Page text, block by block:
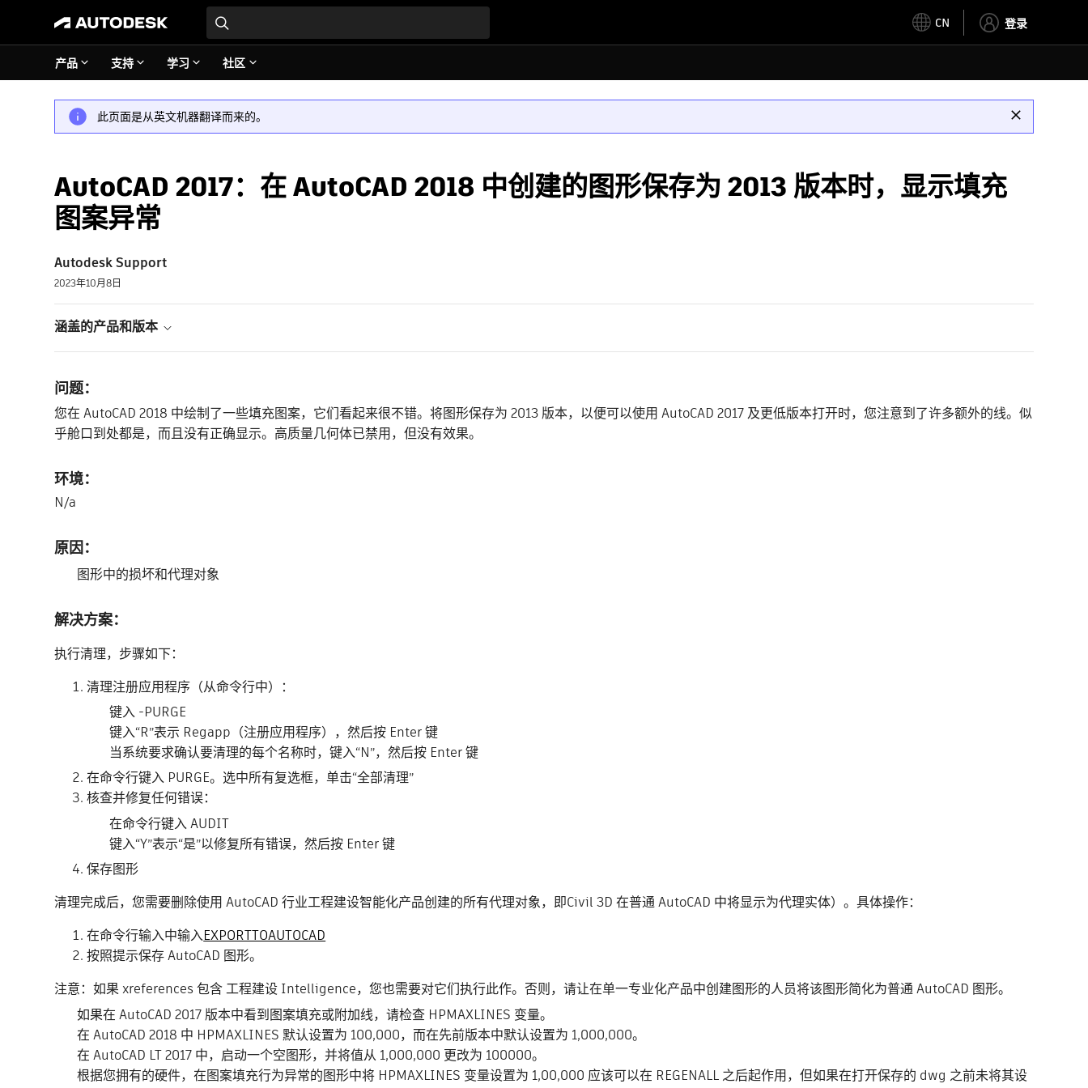
CN 登录
产品 支持 学习 社区
此页面是从英文机器翻译而来的。
AutoCAD 2017：在 AutoCAD 2018 中创建的图形保存为 2013 版本时，显示填充
图案异常
Autodesk Support
2023年10月8日
涵盖的产品和版本
问题：
您在 AutoCAD 2018 中绘制了一些填充图案，它们看起来很不错。将图形保存为 2013 版本，以便可以使用 AutoCAD 2017 及更低版本打开时，您注意到了许多额外的线。似
乎舱口到处都是，而且没有正确显示。高质量几何体已禁用，但没有效果。
环境：
N/a
原因：
图形中的损坏和代理对象
解决方案：
执行清理，步骤如下：
清理注册应用程序（从命令行中）：
键入 -PURGE
键入“R”表示 Regapp（注册应用程序），然后按 Enter 键
当系统要求确认要清理的每个名称时，键入“N”，然后按 Enter 键
在命令行键入 PURGE。选中所有复选框，单击“全部清理”
核查并修复任何错误：
在命令行键入 AUDIT
键入“Y”表示“是”以修复所有错误，然后按 Enter 键
保存图形
清理完成后，您需要删除使用 AutoCAD 行业工程建设智能化产品创建的所有代理对象，即Civil 3D 在普通 AutoCAD 中将显示为代理实体）。具体操作：
在命令行输入中输入EXPORTTOAUTOCAD
按照提示保存 AutoCAD 图形。
注意：如果 xreferences 包含 工程建设 Intelligence，您也需要对它们执行此作。否则，请让在单一专业化产品中创建图形的人员将该图形简化为普通 AutoCAD 图形。
如果在 AutoCAD 2017 版本中看到图案填充或附加线，请检查 HPMAXLINES 变量。
在 AutoCAD 2018 中 HPMAXLINES 默认设置为 100,000，而在先前版本中默认设置为 1,000,000。
在 AutoCAD LT 2017 中，启动一个空图形，并将值从 1,000,000 更改为 100000。
根据您拥有的硬件，在图案填充行为异常的图形中将 HPMAXLINES 变量设置为 1,00,000 应该可以在 REGENALL 之后起作用，但如果在打开保存的 dwg 之前未将其设